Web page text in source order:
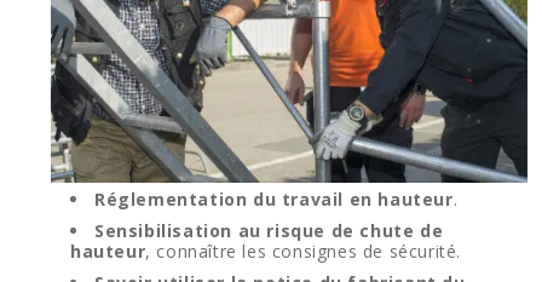
Réglementation du travail en hauteur.
Sensibilisation au risque de chute de
hauteur, connaître les consignes de sécurité.